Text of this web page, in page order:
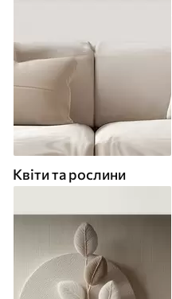
Квіти та рослини